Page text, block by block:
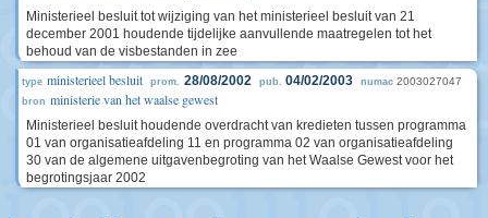
Ministerieel besluit tot wijziging van het ministerieel besluit van 21
december 2001 houdende tijdelijke aanvullende maatregelen tot het
behoud van de visbestanden in zee
type ministerieel besluit prom. 28/08/2002 pub. 04/02/2003 numac 2003027047
bron ministerie van het waalse gewest
Ministerieel besluit houdende overdracht van kredieten tussen programma
01 van organisatieafdeling 11 en programma 02 van organisatieafdeling
30 van de algemene uitgavenbegroting van het Waalse Gewest voor het
begrotingsjaar 2002